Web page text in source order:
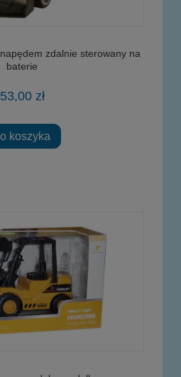
zdalnie sterowany na
baterie
53,00 zł
koszyka